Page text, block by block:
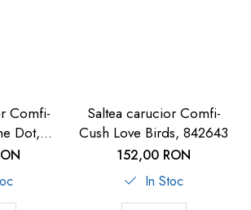
Comfi-
Dot,
Saltea carucior Comfi-
Cush Love Birds, 842643
152,00 RON
In Stoc